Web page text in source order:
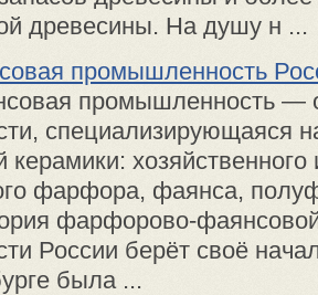
древесины. На душу н ...
промышленность
промышленность —
специализирующаяся
керамики: хозяйственного
фарфора, фаянса,
фарфорово-
России берёт своё
была ...